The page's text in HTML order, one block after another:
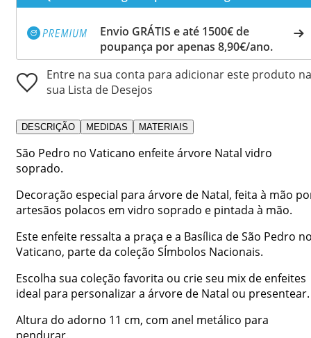
Envio GRÁTIS e até 1500€ de
poupança por apenas 8,90€/ano.
Entre na sua conta para adicionar este produto na
sua Lista de Desejos
DESCRIÇÃO MEDIDAS MATERIAIS
São Pedro no Vaticano enfeite árvore Natal vidro
soprado.
Decoração especial para árvore de Natal, feita à mão
artesãos polacos em vidro soprado e pintada à mão.
Este enfeite ressalta a praça e a Basílica de São Pedro
Vaticano, parte da coleção SÍmbolos Nacionais.
Escolha sua coleção favorita ou crie seu mix de enfeites
ideal para personalizar a árvore de Natal ou presentear.
Altura do adorno 11 cm, com anel metálico para